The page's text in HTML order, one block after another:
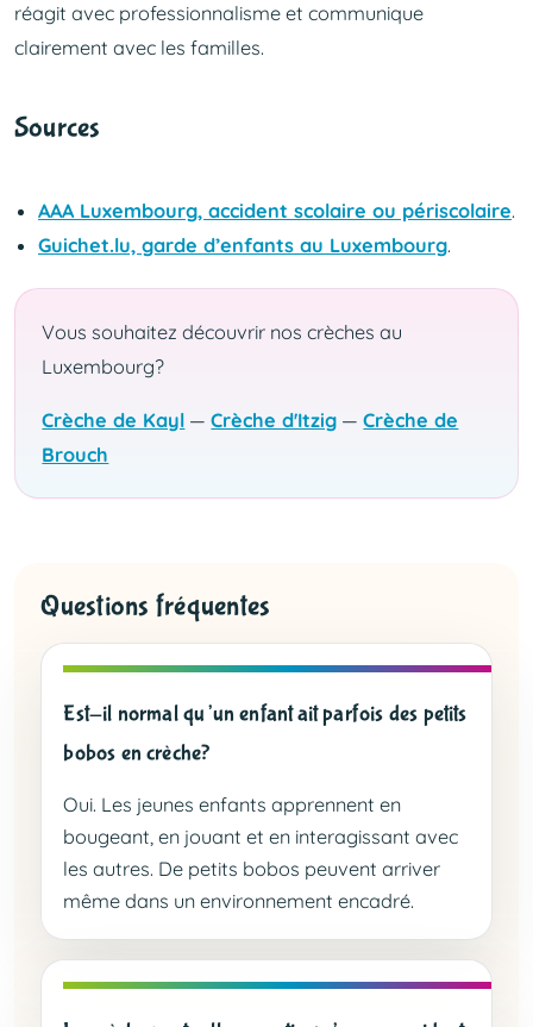
réagit avec professionnalisme et communique
clairement avec les familles.
Sources
AAA Luxembourg, accident scolaire ou périscolaire.
Guichet.lu, garde d’enfants au Luxembourg.
Vous souhaitez découvrir nos crèches au
Luxembourg?
Crèche de Kayl —Crèche d'Itzig —Crèche de
Brouch
Questions fréquentes
Est-il normal qu’un enfant ait parfois des petits
bobos en crèche?
Oui. Les jeunes enfants apprennent en
bougeant, en jouant et en interagissant avec
les autres. De petits bobos peuvent arriver
même dans un environnement encadré.